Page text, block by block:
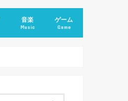
音楽
Music
ゲーム
Game